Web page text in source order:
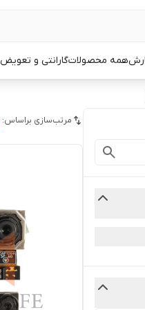
همه محصولاتگارانتی و تعویض
مرتب‌سازی براساس: